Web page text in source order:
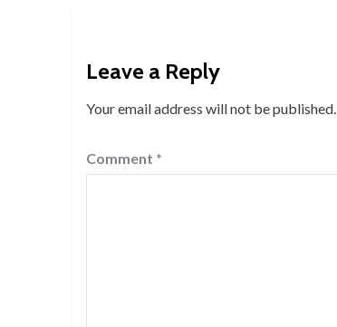
Leave a Reply
Your email address will not be published.
Comment *